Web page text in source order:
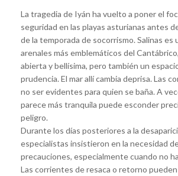
La tragedia de Iyán ha vuelto a poner el
seguridad en las playas asturianas antes
de la temporada de socorrismo. Salinas es
arenales más emblemáticos del
abierta y bellísima, pero también un
prudencia. El mar allí cambia deprisa. Las
no ser evidentes para quien se baña. A
parece más tranquila puede esconder
peligro.
Durante los días posteriores a la
especialistas insistieron en la necesidad
precauciones, especialmente cuando no
Las corrientes de resaca o retorno